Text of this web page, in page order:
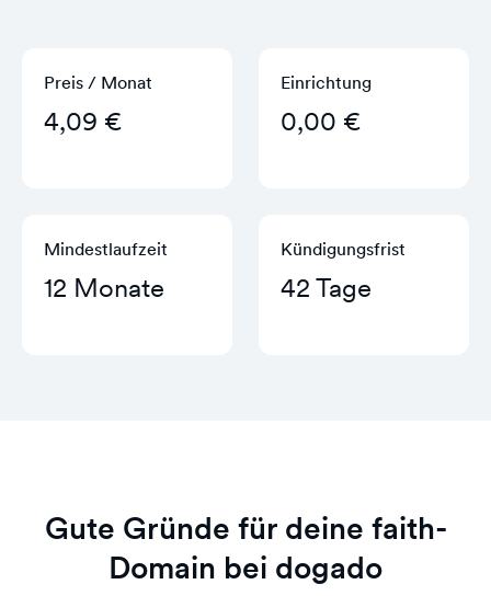
Preis / Monat
4,09 €
Einrichtung
0,00 €
Mindestlaufzeit
12 Monate
Kündigungs­frist
42 Tage
Gute Gründe für deine faith-
Domain bei dogado